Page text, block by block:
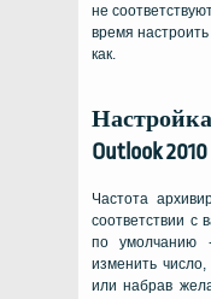
не
время
как.
Outlook 2010
Частота
соответствии с
по умолчанию
изменить
или набрав